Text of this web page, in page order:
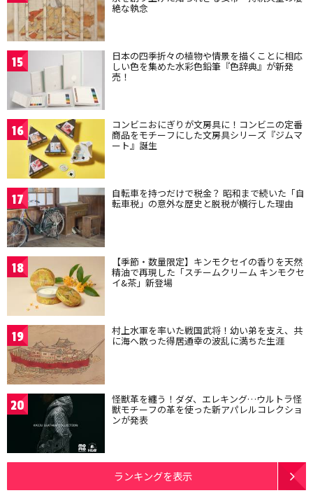
絶な執念
15 日本の四季折々の植物や情景を描くことに相応
しい色を集めた水彩色鉛筆『色辞典』が新発
売！
16 コンビニおにぎりが文房具に！コンビニの定番
商品をモチーフにした文房具シリーズ『ジムマ
ート』誕生
17 自転車を持つだけで税金？ 昭和まで続いた「自
転車税」の意外な歴史と脱税が横行した理由
18 【季節・数量限定】キンモクセイの香りを天然
精油で再現した「スチームクリーム キンモクセ
イ&茶」新登場
19 村上水軍を率いた戦国武将！幼い弟を支え、共
に海へ散った得居通幸の波乱に満ちた生涯
20 怪獣革を纏う！ダダ、エレキング…ウルトラ怪
獣モチーフの革を使った新アパレルコレクショ
ンが発表
ランキングを表示